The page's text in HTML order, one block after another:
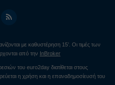
με καθυστέρηση 15’. Οι τιμές των
από την InBroker
του euro2day διατίθεται στους
η χρήση και η επαναδημοσίευσή του